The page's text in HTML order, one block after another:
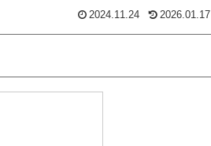
2024.11.24 2026.01.17